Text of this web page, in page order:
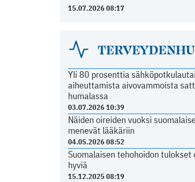
15.07.2026 08:17
Yli 80 prosenttia
aiheuttamista aivovammoista
humalassa
03.07.2026 10:39
Näiden oireiden vuoksi
menevät lääkäriin
04.05.2026 08:52
Suomalaisen tehohoidon tulokset
hyviä
15.12.2025 08:19